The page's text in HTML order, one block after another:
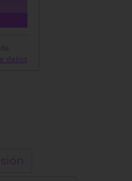
datos